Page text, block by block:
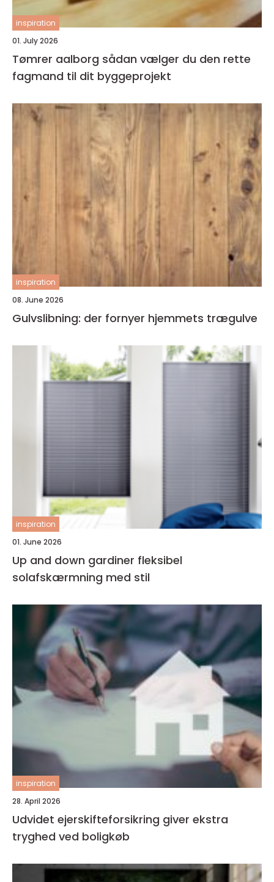
inspiration
01. July 2026
Tømrer aalborg sådan vælger du den rette
fagmand til dit byggeprojekt
inspiration
08. June 2026
Gulvslibning: der fornyer hjemmets trægulve
inspiration
01. June 2026
Up and down gardiner fleksibel
solafskærmning med stil
inspiration
28. April 2026
Udvidet ejerskifteforsikring giver ekstra
tryghed ved boligkøb